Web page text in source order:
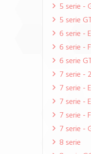
5 serie -
5 serie
6 serie -
6 serie -
6 serie
7 serie -
7 serie -
7 serie -
7 serie -
7 serie -
8 serie